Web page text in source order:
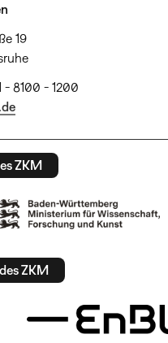
19
- 8100 - 1200
ZKM
ZKM